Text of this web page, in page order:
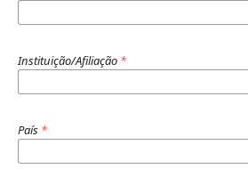
Instituição/Afiliação *
País *